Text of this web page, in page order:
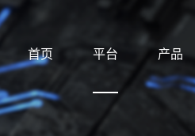
首页 平台 产品